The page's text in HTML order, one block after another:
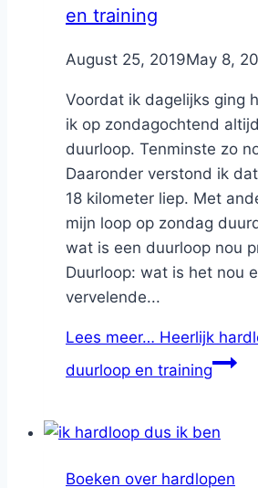
en training
ByNicole
August 25, 2019May 8,
Voordat ik dagelijks ging
ik op zondagochtend
duurloop. Tenminste zo
Daaronder verstond ik
18 kilometer liep. Met
mijn loop op zondag
wat is een duurloop nou
Duurloop: wat is het nou
vervelende...
Lees meer… Heerlijk
duurloop en training
Boeken over hardlopen